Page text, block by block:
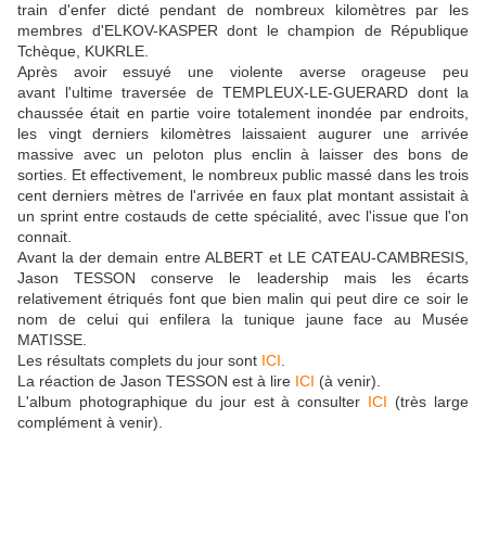
train d'enfer dicté pendant de nombreux kilomètres par les
membres d'ELKOV-KASPER dont le champion de République
Tchèque, KUKRLE.
Après avoir essuyé une violente averse orageuse peu
avant l'ultime traversée de TEMPLEUX-LE-GUERARD dont la
chaussée était en partie voire totalement inondée par endroits,
les vingt derniers kilomètres laissaient augurer une arrivée
massive avec un peloton plus enclin à laisser des bons de
sorties. Et effectivement, le nombreux public massé dans les trois
cent derniers mètres de l'arrivée en faux plat montant assistait à
un sprint entre costauds de cette spécialité, avec l'issue que l'on
connait.
Avant la der demain entre ALBERT et LE CATEAU-CAMBRESIS,
Jason TESSON conserve le leadership mais les écarts
relativement étriqués font que bien malin qui peut dire ce soir le
nom de celui qui enfilera la tunique jaune face au Musée
MATISSE.
Les résultats complets du jour sont ICI
La réaction de Jason TESSON est à lire ICI (à venir).
L'album photographique du jour est à consulter ICI (très large
complément à venir).